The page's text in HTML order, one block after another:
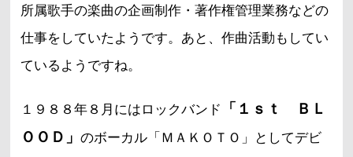
所属歌手の楽曲の企画制作・著作権管理業務などの
仕事をしていたようです。あと、作曲活動もしてい
ているようですね。
１９８８年８月にはロックバンド
「１ｓｔ ＢＬ
ＯＯＤ」 のボーカル「ＭＡＫＯＴＯ」としてデビ